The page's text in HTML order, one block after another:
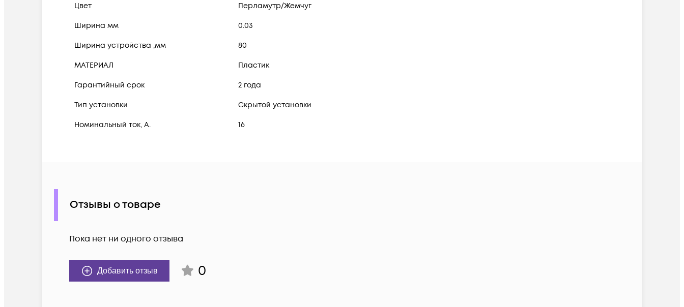
Цвет Перламутр/Жемчуг
Ширина мм 0.03
Ширина устройства ,мм 80
МАТЕРИАЛ Пластик
Гарантийный срок 2 года
Тип установки Скрытой установки
Номинальный ток, А. 16
Отзывы о товаре
Пока нет ни одного отзыва
Добавить отзыв 0